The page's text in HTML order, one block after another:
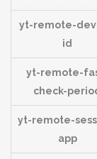
yt-remote-
id
yt-remote-
check-
yt-remote-
app